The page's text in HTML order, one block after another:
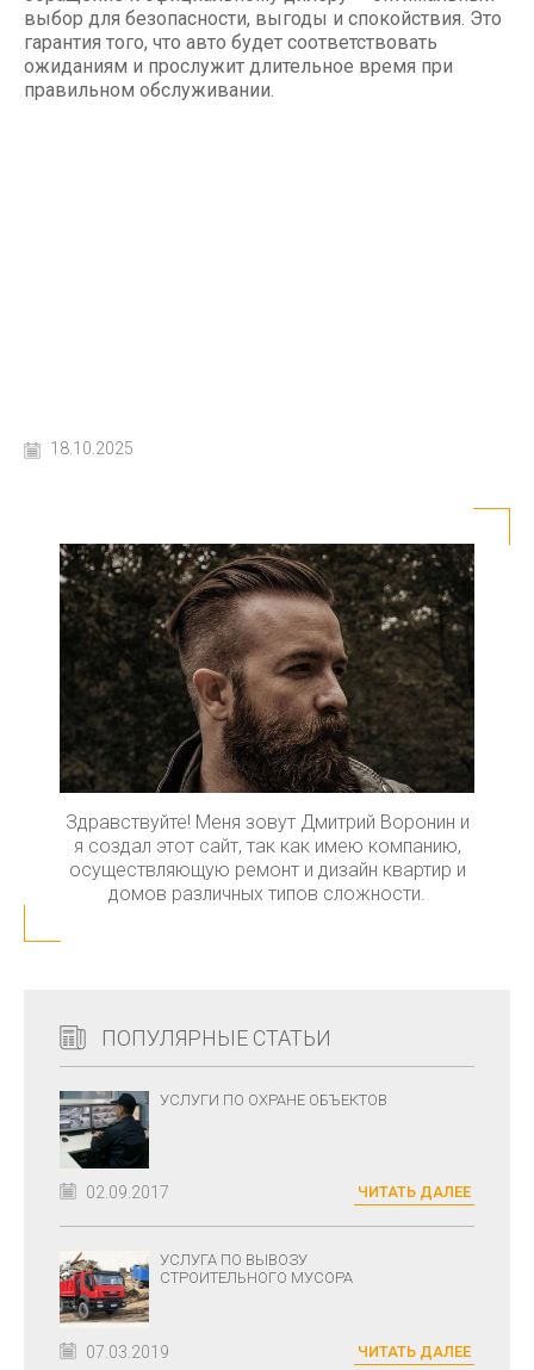
выбор для безопасности, выгоды и спокойствия. Это
гарантия того, что авто будет соответствовать
ожиданиям и прослужит длительное время при
правильном обслуживании.
18.10.2025
Здравствуйте! Меня зовут Дмитрий Воронин и
я создал этот сайт, так как имею компанию,
осуществляющую ремонт и дизайн квартир и
домов различных типов сложности.
ПОПУЛЯРНЫЕ СТАТЬИ
УСЛУГИ ПО ОХРАНЕ ОБЪЕКТОВ
02.09.2017 ЧИТАТЬ ДАЛЕЕ
УСЛУГА ПО ВЫВОЗУ
СТРОИТЕЛЬНОГО МУСОРА
07.03.2019 ЧИТАТЬ ДАЛЕЕ